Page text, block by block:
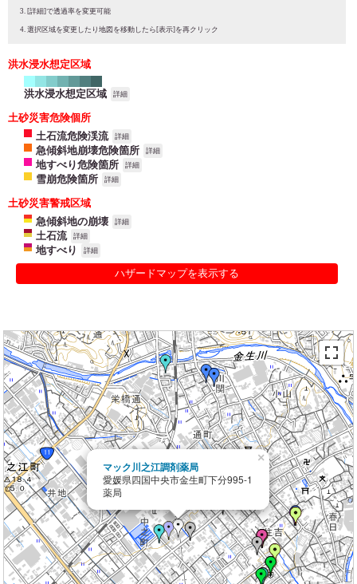
[詳細]で透過率を変更可能
選択区域を変更したり地図を移動したら[表示]を再クリック
洪水浸水想定区域
洪水浸水想定区域 詳細
土砂災害危険個所
土石流危険渓流
詳細
急傾斜地崩壊危険箇所 詳細
地すべり危険箇所 詳細
雪崩危険箇所 詳細
土砂災害警戒区域
急傾斜地の崩壊
詳細
土石流 詳細
地すべり 詳細
ハザードマップを表示する
マック川之江調剤薬局
愛媛県四国中央市金生町下分995-1
薬局
×